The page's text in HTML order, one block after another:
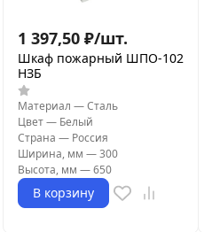
1 397,50 ₽/шт.
Шкаф пожарный ШПО-102
НЗБ
Материал —Сталь
Цвет— Белый
Страна — Россия
Ширина, мм —300
Высота, мм —650
В корзину